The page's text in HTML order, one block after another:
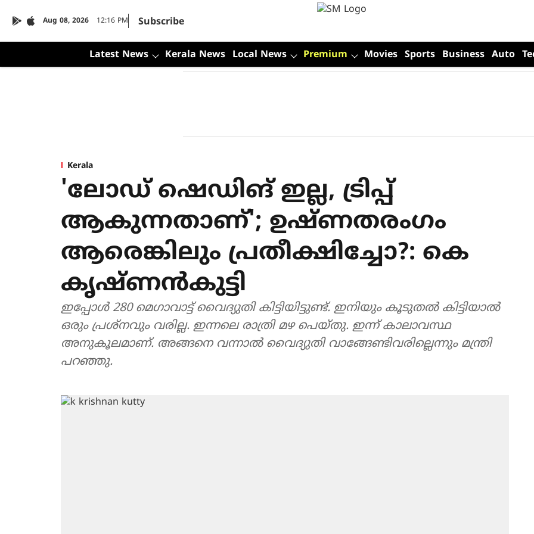
Aug 08, 2026 12:16 PM Subscribe
Latest News Kerala News Local News Premium Movies Sports Business Auto
Kerala
'ലോഡ് ഷെഡിങ് ഇല്ല, ട്രിപ്പ്
ആകുന്നതാണ്'; ഉഷ്ണതരംഗം
ആരെങ്കിലും പ്രതീക്ഷിച്ചോ?: കെ
കൃഷ്ണന്‍കുട്ടി
ഇപ്പോള്‍ 280 മെഗാവാട്ട് വൈദ്യുതി കിട്ടിയിട്ടുണ്ട്. ഇനിയും കൂടുതല്‍ കിട്ടിയാല്‍
ഒരും പ്രശ്‌നവും വരില്ല. ഇന്നലെ രാത്രി മഴ പെയ്തു. ഇന്ന് കാലാവസ്ഥ
അനുകൂലമാണ്. അങ്ങനെ വന്നാല്‍ വൈദ്യുതി വാങ്ങേണ്ടിവരില്ലെന്നും മന്ത്രി
പറഞ്ഞു.